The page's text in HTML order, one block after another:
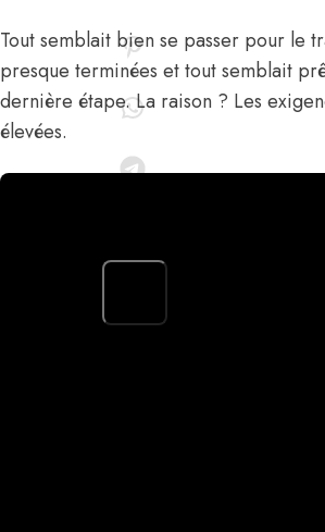
Tout semblait bien se passer pour le
presque terminées et tout semblait
dernière étape. La raison ? Les
élevées.